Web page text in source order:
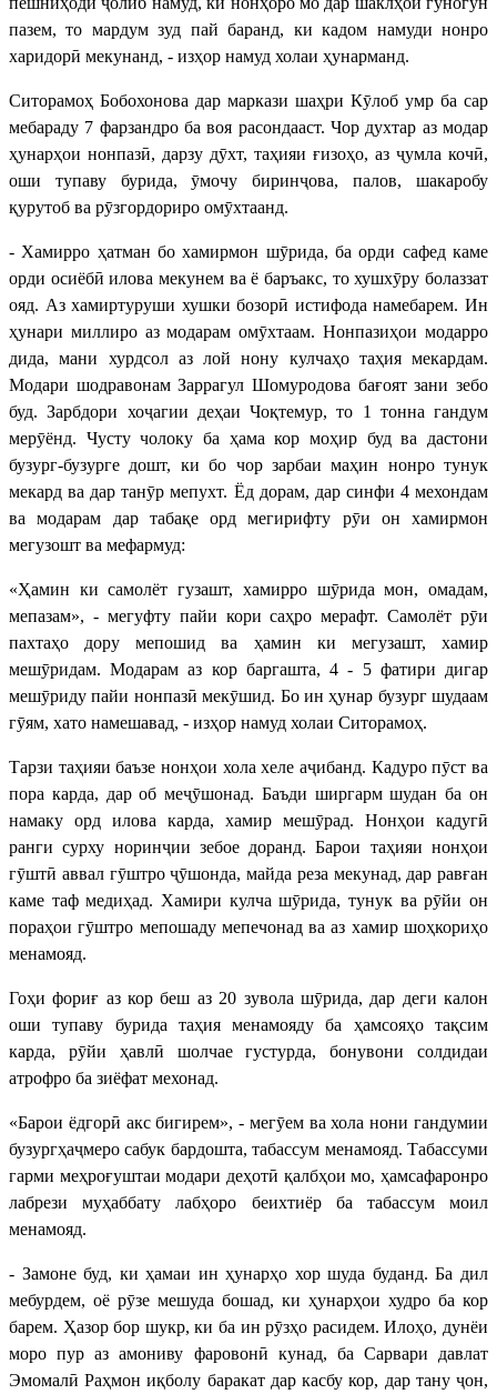
пазем, то мардум зуд пай баранд, ки кадом намуди нонро
харидорӣ мекунанд, - изҳор намуд холаи ҳунарманд.
Ситорамоҳ Бобохонова дар маркази шаҳри Кӯлоб умр ба сар
мебараду 7 фарзандро ба воя расондааст. Чор духтар аз модар
ҳунарҳои нонпазӣ, дарзу дӯхт, таҳияи ғизоҳо, аз ҷумла кочӣ,
оши тупаву бурида, ӯмочу биринҷова, палов, шакаробу
қурутоб ва рӯзгордориро омӯхтаанд.
- Хамирро ҳатман бо хамирмон шӯрида, ба орди сафед каме
орди осиёбӣ илова мекунем ва ё баръакс, то хушхӯру болаззат
ояд. Аз хамиртуруши хушки бозорӣ истифода намебарем. Ин
ҳунари миллиро аз модарам омӯхтаам. Нонпазиҳои модарро
дида, мани хурдсол аз лой нону кулчаҳо таҳия мекардам.
Модари шодравонам Заррагул Шомуродова бағоят зани зебо
буд. Зарбдори хоҷагии деҳаи Чоқтемур, то 1 тонна гандум
мерӯёнд. Чусту чолоку ба ҳама кор моҳир буд ва дастони
бузург-бузурге дошт, ки бо чор зарбаи маҳин нонро тунук
мекард ва дар танӯр мепухт. Ёд дорам, дар синфи 4 мехондам
ва модарам дар табақе орд мегирифту рӯи он хамирмон
мегузошт ва мефармуд:
«Ҳамин ки самолёт гузашт, хамирро шӯрида мон, омадам,
мепазам», - мегуфту пайи кори саҳро мерафт. Самолёт рӯи
пахтаҳо дору мепошид ва ҳамин ки мегузашт, хамир
мешӯридам. Модарам аз кор баргашта, 4 - 5 фатири дигар
мешӯриду пайи нонпазӣ мекӯшид. Бо ин ҳунар бузург шудаам
гӯям, хато намешавад, - изҳор намуд холаи Ситорамоҳ.
Тарзи таҳияи баъзе нонҳои хола хеле аҷибанд. Кадуро пӯст ва
пора карда, дар об меҷӯшонад. Баъди ширгарм шудан ба он
намаку орд илова карда, хамир мешӯрад. Нонҳои кадугӣ
ранги сурху норинҷии зебое доранд. Барои таҳияи нонҳои
гӯштӣ аввал гӯштро ҷӯшонда, майда реза мекунад, дар равған
каме таф медиҳад. Хамири кулча шӯрида, тунук ва рӯйи он
пораҳои гӯштро мепошаду мепечонад ва аз хамир шоҳкориҳо
менамояд.
Гоҳи фориғ аз кор беш аз 20 зувола шӯрида, дар деги калон
оши тупаву бурида таҳия менамояду ба ҳамсояҳо тақсим
карда, рӯйи ҳавлӣ шолчае густурда, бонувони солдидаи
атрофро ба зиёфат мехонад.
«Барои ёдгорӣ акс бигирем», - мегӯем ва хола нони гандумии
бузургҳаҷмеро сабук бардошта, табассум менамояд. Табассуми
гарми меҳроғуштаи модари деҳотӣ қалбҳои мо, ҳамсафаронро
лабрези муҳаббату лабҳоро беихтиёр ба табассум моил
менамояд.
- Замоне буд, ки ҳамаи ин ҳунарҳо хор шуда буданд. Ба дил
мебурдем, оё рӯзе мешуда бошад, ки ҳунарҳои худро ба кор
барем. Ҳазор бор шукр, ки ба ин рӯзҳо расидем. Илоҳо, дунёи
моро пур аз амониву фаровонӣ кунад, ба Сарвари давлат
Эмомалӣ Раҳмон иқболу баракат дар касбу кор, дар тану ҷон,